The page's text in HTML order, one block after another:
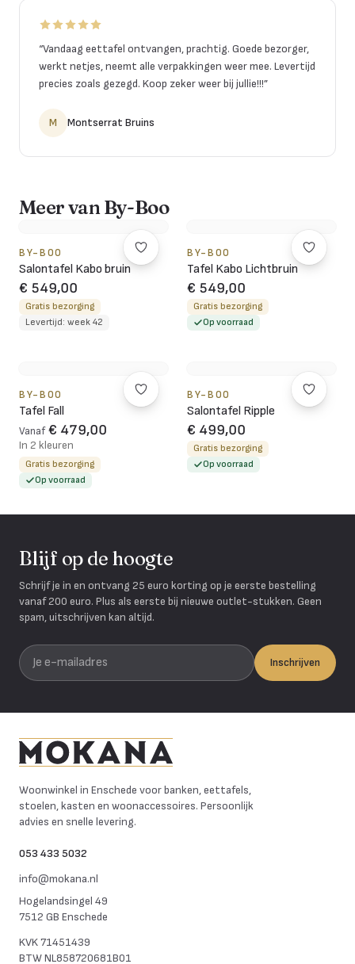
“Vandaag eettafel ontvangen, prachtig. Goede bezorger,
werkt netjes, neemt alle verpakkingen weer mee. Levertijd
precies zoals gezegd. Koop zeker weer bij jullie!!!”
M Montserrat Bruins
Meer van By-Boo
BY-BOO
Salontafel Kabo bruin
€ 549,00
Gratis bezorging
Levertijd: week 42
BY-BOO
Tafel Kabo Lichtbruin
€ 549,00
Gratis bezorging
Op voorraad
BY-BOO
Tafel Fall
Vanaf € 479,00
In 2 kleuren
Gratis bezorging
Op voorraad
BY-BOO
Salontafel Ripple
€ 499,00
Gratis bezorging
Op voorraad
Blijf op de hoogte
Schrijf je in en ontvang 25 euro korting op je eerste bestelling
vanaf 200 euro. Plus als eerste bij nieuwe outlet-stukken. Geen
spam, uitschrijven kan altijd.
Je e-mailadres
Inschrijven
Woonwinkel in Enschede voor banken, eettafels,
stoelen, kasten en woonaccessoires. Persoonlijk
advies en snelle levering.
053 433 5032
info@mokana.nl
Hogelandsingel 49
7512 GB Enschede
KVK71451439
BTWNL858720681B01